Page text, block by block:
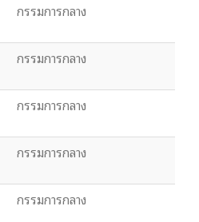
กรรมการกลาง
กรรมการกลาง
กรรมการกลาง
กรรมการกลาง
กรรมการกลาง